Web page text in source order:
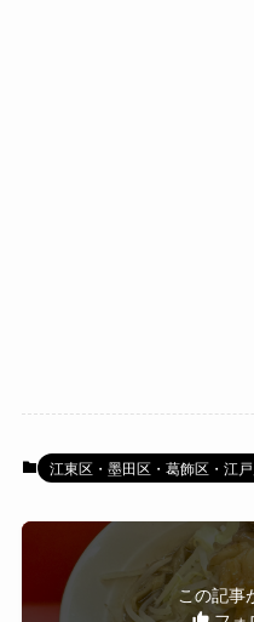
江東区・墨田区・葛飾区・江
この記事